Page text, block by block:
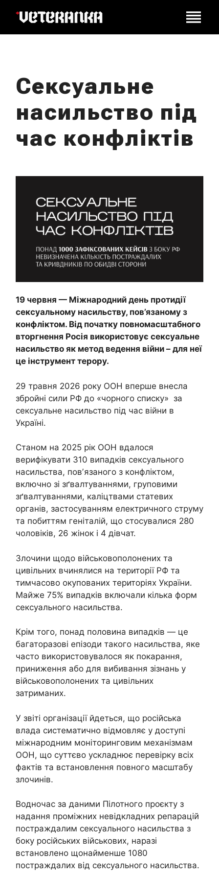
Сексуальне
насильство під
час конфліктів
19 червня — Міжнародний день протидії
сексуальному насильству, пов’язаному з
конфліктом. Від початку повномасштабного
вторгнення Росія використовує сексуальне
насильство як метод ведення війни – для неї
це інструмент терору.
29 травня 2026 року ООН вперше внесла
збройні сили РФ до «чорного списку» за
сексуальне насильство під час війни в
Україні.
Станом на 2025 рік ООН вдалося
верифікувати 310 випадків сексуального
насильства, повʼязаного з конфліктом,
включно зі зґвалтуваннями, груповими
зґвалтуваннями, каліцтвами статевих
органів, застосуванням електричного струму
та побиттям геніталій, що стосувалися 280
чоловіків, 26 жінок і 4 дівчат.
Злочини щодо військовополонених та
цивільних вчинялися на території РФ та
тимчасово окупованих територіях України.
Майже 75% випадків включали кілька форм
сексуального насильства.
Крім того, понад половина випадків — це
багаторазові епізоди такого насильства, яке
часто використовувалося як покарання,
приниження або для вибивання зізнань у
військовополонених та цивільних
затриманих.
У звіті організації йдеться, що російська
влада систематично відмовляє у доступі
міжнародним моніторинговим механізмам
ООН, що суттєво ускладнює перевірку всіх
фактів та встановлення повного масштабу
злочинів.
Водночас за даними Пілотного проєкту з
надання проміжних невідкладних репарацій
постраждалим сексуального насильства з
боку російських військових, наразі
встановлено щонайменше 1080
постраждалих від сексуального насильства.